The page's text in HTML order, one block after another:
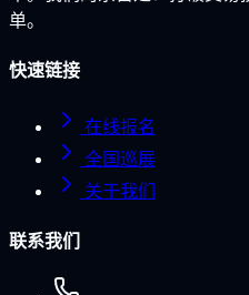
单。
快速链接
在线报名
全国巡展
关于我们
联系我们